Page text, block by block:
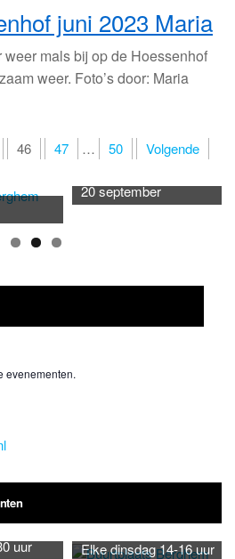
juni 2023 Maria
weer mals bij op de Hoessenhof
weer. Foto’s door: Maria
46 47 … 50 Volgende
20 september
evenementen.
uur Elke dinsdag 14-16 uur